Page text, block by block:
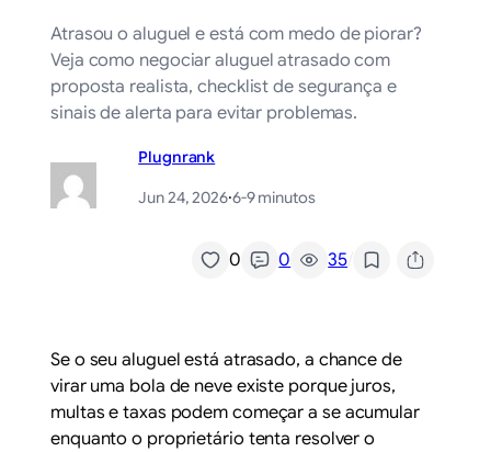
Atrasou o aluguel e está com medo de piorar?
Veja como negociar aluguel atrasado com
proposta realista, checklist de segurança e
sinais de alerta para evitar problemas.
Plugnrank
Jun 24, 2026·6-9 minutos
0 0 35/
Se o seu aluguel está atrasado, a chance de
virar uma bola de neve existe porque juros,
multas e taxas podem começar a se acumular
enquanto o proprietário tenta resolver o